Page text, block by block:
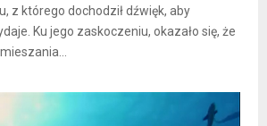
z którego dochodził dźwięk, aby
Ku jego zaskoczeniu, okazało się, że